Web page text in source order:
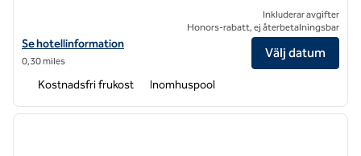
Visa hotelluppgifter för Hampton Inn & Suites Dallas Downtown
Se hotellinformation
0,30 miles
Inkluderar avgifter
Honors-rabatt, ej återbetalningsbar
Välj datum
Kostnadsfri frukost Inomhuspool
1 av 12
nästa